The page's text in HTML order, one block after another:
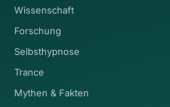
Wissenschaft
Forschung
Selbsthypnose
Trance
Mythen & Fakten